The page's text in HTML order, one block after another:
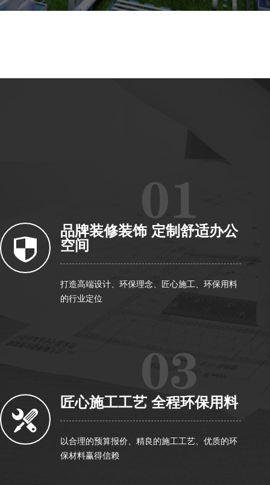
品牌装修装饰 定制舒适办公
空间
打造高端设计、环保理念、匠心施工、环保用料
的行业定位
匠心施工工艺 全程环保用料
以合理的预算报价、精良的施工工艺、优质的环
保材料赢得信赖